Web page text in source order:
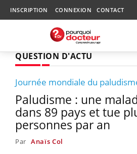
INSCRIPTION CONNEXION CONTACT
QUESTION D'ACTU
Journée mondiale du
Paludisme : une
dans 89 pays et tue
personnes par an
Par Anaïs Col